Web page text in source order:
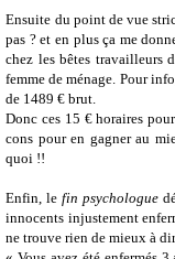
Ensuite du point de vue
pas ? et en plus ça me
chez les bêtes travailleurs
femme de ménage. Pour
de 1489 € brut.
Donc ces 15 € horaires
cons pour en gagner au
quoi !!
Enfin, lefin psychologue
innocents injustement
ne trouve rien de mieux à